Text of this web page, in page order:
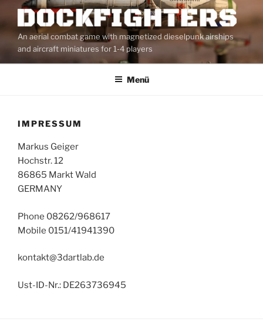
Zum
Inhalt
springenAn aerial combat game with magnetized dieselpunk airships
and aircraft miniatures for 1-4 players
Menü
IMPRESSUM
Markus Geiger
Hochstr. 12
86865 Markt Wald
GERMANY
Phone 08262/968617
Mobile 0151/41941390
kontakt@3dartlab.de
Ust-ID-Nr.: DE263736945